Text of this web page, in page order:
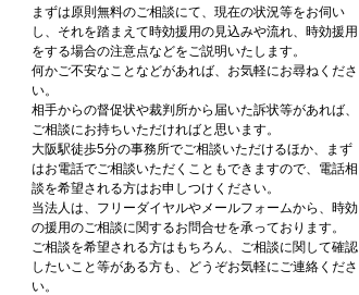
まずは原則無料のご相談にて、現在の状況等をお伺い
し、それを踏まえて時効援用の見込みや流れ、時効援用
をする場合の注意点などをご説明いたします。
何かご不安なことなどがあれば、お気軽にお尋ねくださ
い。
相手からの督促状や裁判所から届いた訴状等があれば、
ご相談にお持ちいただければと思います。
大阪駅徒歩5分の事務所でご相談いただけるほか、まず
はお電話でご相談いただくこともできますので、電話相
談を希望される方はお申しつけください。
当法人は、フリーダイヤルやメールフォームから、時効
の援用のご相談に関するお問合せを承っております。
ご相談を希望される方はもちろん、ご相談に関して確認
したいこと等がある方も、どうぞお気軽にご連絡くださ
い。